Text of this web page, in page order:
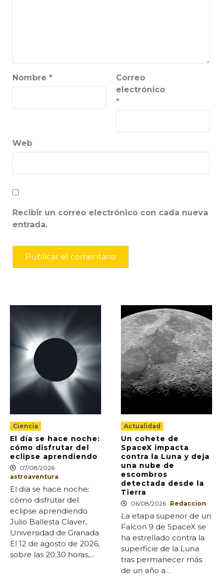
Nombre *
Correo
electrónico
*
Web
Recibir un correo electrónico con cada nueva
entrada.
Ciencia
El día se hace noche:
cómo disfrutar del
eclipse aprendiendo
07/08/2026
astroaventura
El día se hace noche:
cómo disfrutar del
eclipse aprendiendo
Julio Ballesta Claver,
Universidad de Granada
El 12 de agosto de 2026,
sobre las 20:30 horas,...
Actualidad
Un cohete de
SpaceX impacta
contra la Luna y deja
una nube de
escombros
detectada desde la
Tierra
06/08/2026 Redaccion
La etapa superior de un
Falcon 9 de SpaceX se
ha estrellado contra la
superficie de la Luna
tras permanecer más
de un año a...